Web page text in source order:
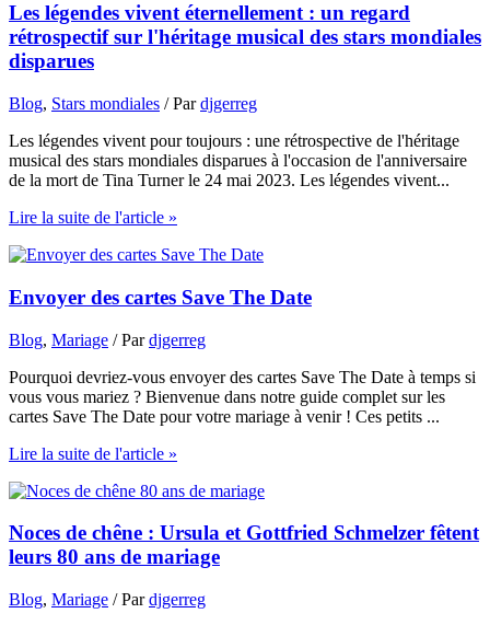
Les légendes vivent éternellement : un regard
rétrospectif sur l'héritage musical des stars mondiales
disparues
Blog, Stars mondiales / Pardjgerreg
Les légendes vivent pour toujours : une rétrospective de l'héritage
musical des stars mondiales disparues à l'occasion de l'anniversaire
de la mort de Tina Turner le 24 mai 2023. Les légendes vivent...
Lire la suite de l'article »
Envoyer des cartes Save The Date
Blog, Mariage / Pardjgerreg
Pourquoi devriez-vous envoyer des cartes Save The Date à temps si
vous vous mariez ? Bienvenue dans notre guide complet sur les
cartes Save The Date pour votre mariage à venir ! Ces petits ...
Lire la suite de l'article »
Noces de chêne : Ursula et Gottfried Schmelzer fêtent
leurs 80 ans de mariage
Blog, Mariage / Pardjgerreg